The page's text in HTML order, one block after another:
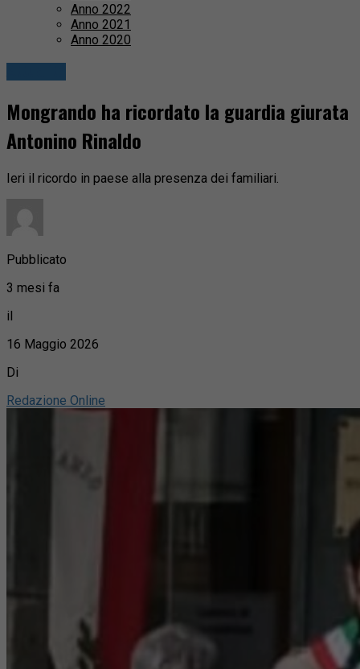
Anno 2022
Anno 2021
Anno 2020
Mongrando ha ricordato la guardia giurata
Antonino Rinaldo
Ieri il ricordo in paese alla presenza dei familiari.
Pubblicato
3 mesi fa
il
16 Maggio 2026
Di
Redazione Online